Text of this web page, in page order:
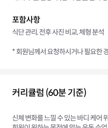
포함사항
식단 관리, 전후 사진 비교, 체형 분석
* 회원님께서 요청하시거나 필요한
커리큘럼 (60분 기준)
신체 변화를 느낄 수 있는 바디 케어